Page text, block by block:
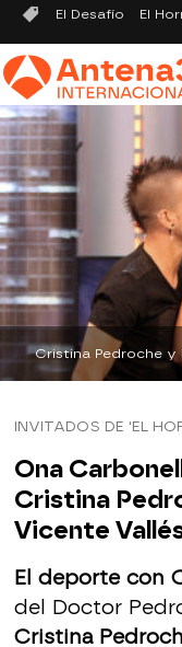
El Desafío El
INVITADOS DE 'EL
Ona
Cristina
Vicente
El deporte con
del Doctor
Cristina
Cristina Pedroche y